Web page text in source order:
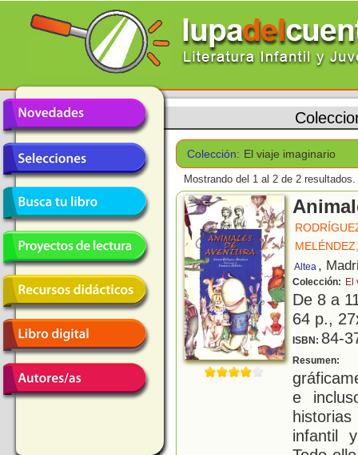
Colección: El viaje imaginario
Mostrando del 1 al 2 de 2 resultados.
Altea ,
Colección: El
De 8 a
64 p.,
ISBN: 84-
Resumen:
e
infantil